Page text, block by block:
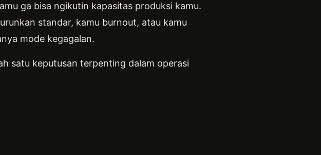
ga bisa ngikutin kapasitas produksi kamu.
standar, kamu burnout, atau kamu
mode kegagalan.
satu keputusan terpenting dalam operasi